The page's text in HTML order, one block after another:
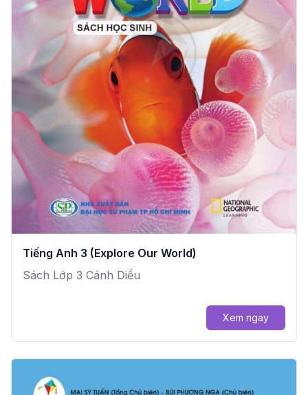
Tiếng Anh 3 (Explore Our World)
Sách Lớp 3 Cánh Diều
Xem ngay